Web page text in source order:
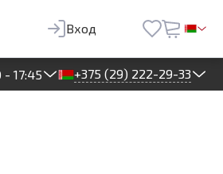
Вход
17:45 +375 (29) 222-29-33
В корзину